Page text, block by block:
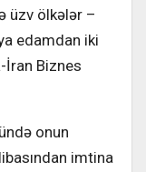
üzv ölkələr –
edamdan iki
İran Biznes
onun
imtina